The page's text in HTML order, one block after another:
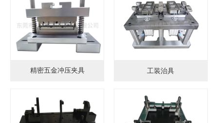
精密五金冲压夹具 工装治具